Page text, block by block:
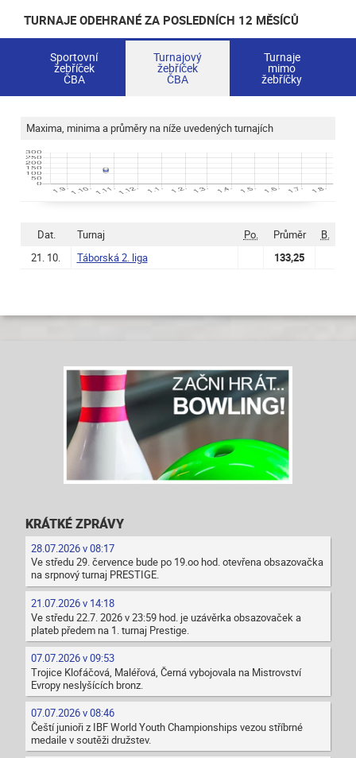
TURNAJE ODEHRANÉ ZA POSLEDNÍCH 12 MĚSÍCŮ
Sportovní
žebříček
ČBA
Turnajový
žebříček
ČBA
Turnaje
mimo
žebříčky
Maxima, minima a průměry na níže uvedených turnajích
Dat. Turnaj Po. Průměr
B.
21. 10.
Táborská 2. liga 133,25
KRÁTKÉ ZPRÁVY
28.07.2026 v 08:17
Ve středu 29. července bude po 19.oo hod. otevřena obsazovačka
na srpnový turnaj PRESTIGE.
21.07.2026 v 14:18
Ve středu 22.7. 2026 v 23:59 hod. je uzávěrka obsazovaček a
plateb předem na 1. turnaj Prestige.
07.07.2026 v 09:53
Trojice Klofáčová, Maléřová, Černá vybojovala na Mistrovství
Evropy neslyšících bronz.
07.07.2026 v 08:46
Čeští junioři z IBF World Youth Championships vezou stříbrné
medaile v soutěži družstev.